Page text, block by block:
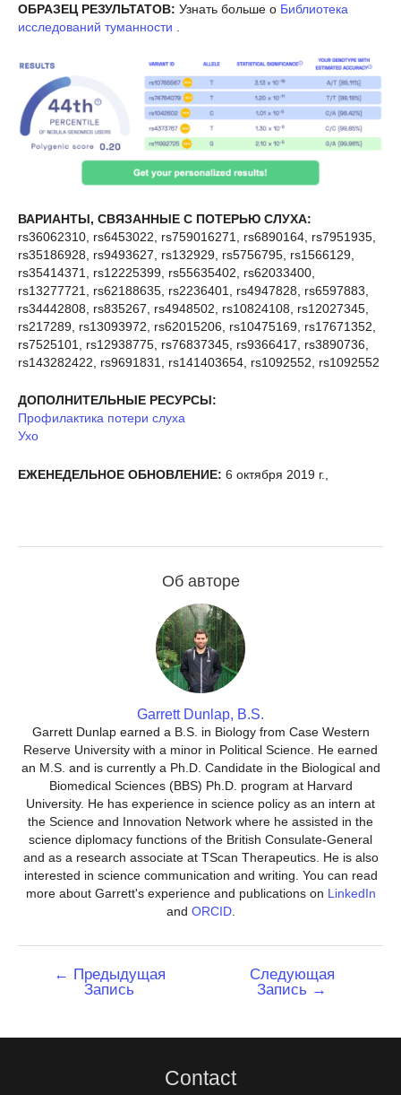
ОБРАЗЕЦ РЕЗУЛЬТАТОВ: Узнать больше о Библиотека
исследований туманности
ВАРИАНТЫ, СВЯЗАННЫЕ С ПОТЕРЬЮ СЛУХА:
rs36062310, rs6453022, rs759016271, rs6890164, rs7951935,
rs35186928, rs9493627, rs132929, rs5756795, rs1566129,
rs35414371, rs12225399, rs55635402, rs62033400,
rs13277721, rs62188635, rs2236401, rs4947828, rs6597883,
rs34442808, rs835267, rs4948502, rs10824108, rs12027345,
rs217289, rs13093972, rs62015206, rs10475169, rs17671352,
rs7525101, rs12938775, rs76837345, rs9366417, rs3890736,
rs143282422, rs9691831, rs141403654, rs1092552, rs1092552
ДОПОЛНИТЕЛЬНЫЕ РЕСУРСЫ:
Профилактика потери слуха
Ухо
ЕЖЕНЕДЕЛЬНОЕ ОБНОВЛЕНИЕ: 6 октября 2019 г.,
Об авторе
Garrett Dunlap, B.S.
Garrett Dunlap earned a B.S. in Biology from Case Western
Reserve University with a minor in Political Science. He earned
an M.S. and is currently a Ph.D. Candidate in the Biological and
Biomedical Sciences (BBS) Ph.D. program at Harvard
University. He has experience in science policy as an intern at
the Science and Innovation Network where he assisted in the
science diplomacy functions of the British Consulate-General
and as a research associate at TScan Therapeutics. He is also
interested in science communication and writing. You can read
more about Garrett's experience and publications on LinkedIn
and ORCID.
Навигация
← Предыдущая
Запись
Следующая
Запись →
Contact